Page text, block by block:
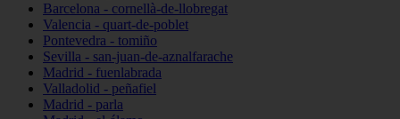
Barcelona - cornellà-de-llobregat
Valencia - quart-de-poblet
Pontevedra - tomiño
Sevilla - san-juan-de-aznalfarache
Madrid - fuenlabrada
Valladolid - peñafiel
Madrid - parla